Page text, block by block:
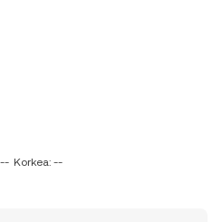
Korkea: --